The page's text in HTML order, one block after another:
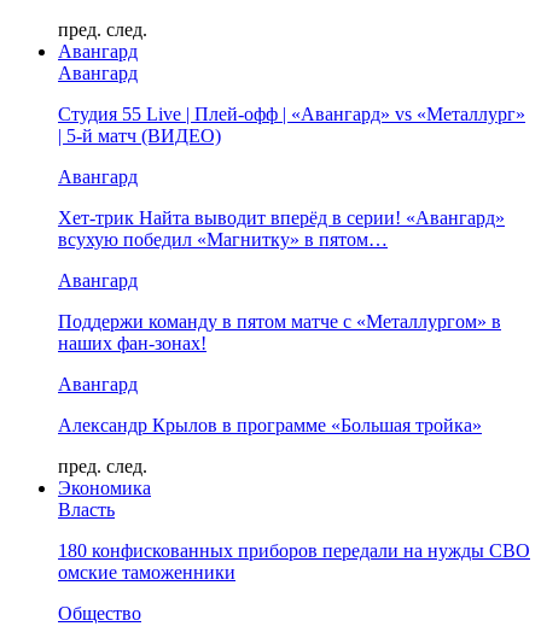
пред. след.
Авангард
Авангард
Студия 55 Live | Плей-офф | «Авангард» vs «Металлург»
| 5-й матч (ВИДЕО)
Авангард
Хет-трик Найта выводит вперёд в серии! «Авангард»
всухую победил «Магнитку» в пятом…
Авангард
Поддержи команду в пятом матче с «Металлургом» в
наших фан-зонах!
Авангард
Александр Крылов в программе «Большая тройка»
пред. след.
Экономика
Власть
180 конфискованных приборов передали на нужды СВО
омские таможенники
Общество